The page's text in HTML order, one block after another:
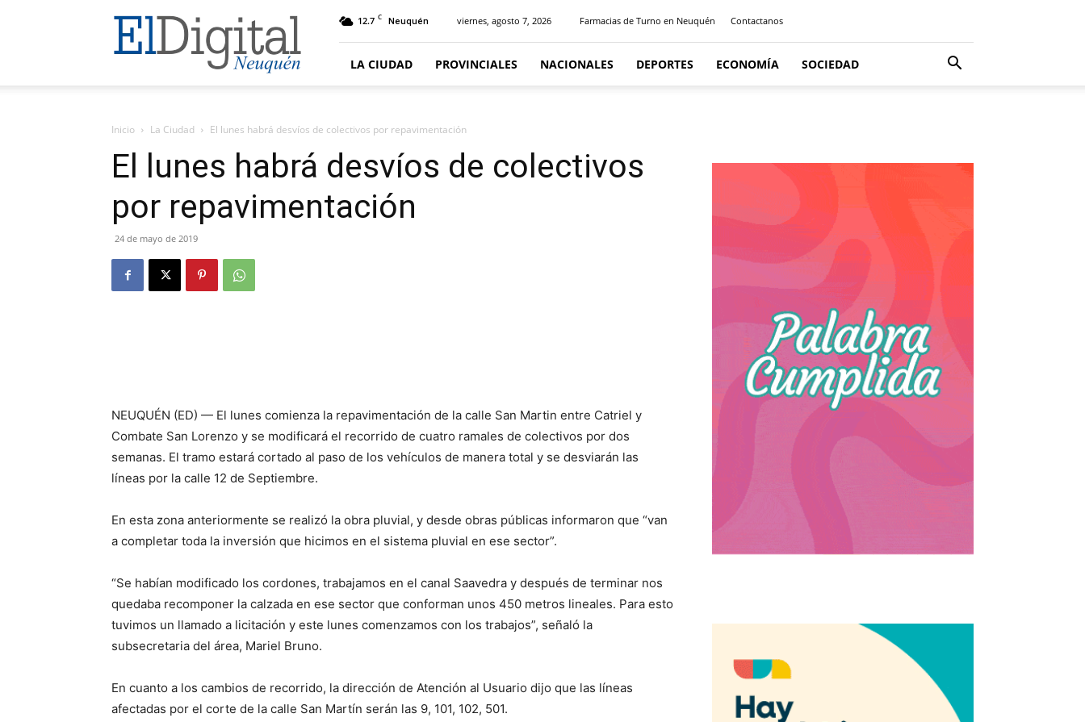
El
Digital
Neuquen
12.7 C Neuquén viernes, agosto 7, 2026 Farmacias de Turno en Neuquén Contactanos
LA CIUDAD PROVINCIALES NACIONALES DEPORTES ECONOMÍA SOCIEDAD
Inicio La Ciudad El lunes habrá desvíos de colectivos por repavimentación
El lunes habrá desvíos de colectivos
por repavimentación
24 de mayo de 2019
NEUQUÉN (ED) — El lunes comienza la repavimentación de la calle San Martin entre Catriel y
Combate San Lorenzo y se modificará el recorrido de cuatro ramales de colectivos por dos
semanas. El tramo estará cortado al paso de los vehículos de manera total y se desviarán las
líneas por la calle 12 de Septiembre.
En esta zona anteriormente se realizó la obra pluvial, y desde obras públicas informaron que “van
a completar toda la inversión que hicimos en el sistema pluvial en ese sector”.
“Se habían modificado los cordones, trabajamos en el canal Saavedra y después de terminar nos
quedaba recomponer la calzada en ese sector que conforman unos 450 metros lineales. Para esto
tuvimos un llamado a licitación y este lunes comenzamos con los trabajos”, señaló la
subsecretaria del área, Mariel Bruno.
En cuanto a los cambios de recorrido, la dirección de Atención al Usuario dijo que las líneas
afectadas por el corte de la calle San Martín serán las 9, 101, 102, 501.